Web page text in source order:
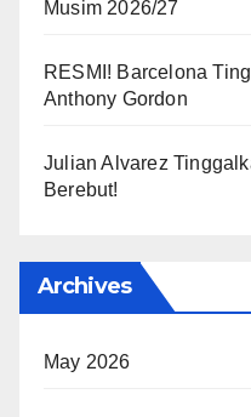
Musim 2026/27
RESMI! Barcelona
Anthony Gordon
Julian Alvarez
Berebut!
Archives
May 2026